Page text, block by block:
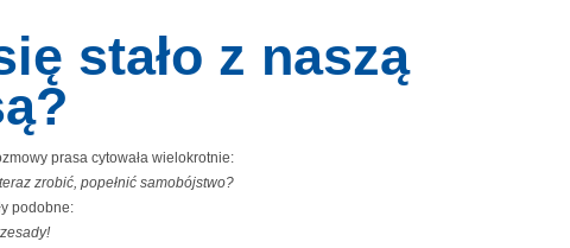
stało z naszą
prasa cytowała wielokrotnie:
zrobić, popełnić samobójstwo?
podobne: